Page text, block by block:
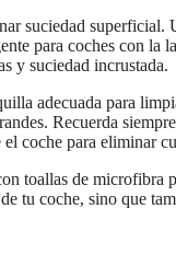
suciedad
para coches con la
y suciedad incrustada.
adecuada para
Recuerda
coche para eliminar
toallas de microfibra
tu coche, sino que